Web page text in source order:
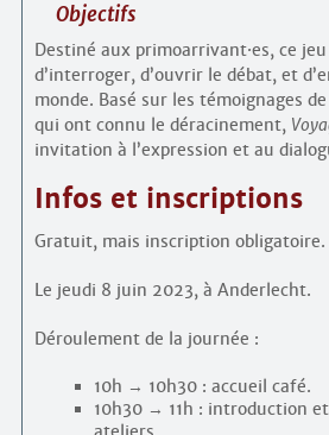
Objectifs
Destiné aux primoarrivant·es, ce
d’interroger, d’ouvrir le débat, et
monde. Basé sur les témoignages
qui ont connu le déracinement,
invitation à l’expression et au
Infos et inscriptions
Gratuit, mais inscription obligatoire.
Le jeudi 8 juin 2023, à Anderlecht.
Déroulement de la journée :
10h → 10h30 : accueil café.
10h30 → 11h : introduction